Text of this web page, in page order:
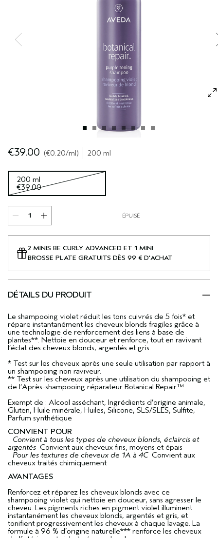
TOUTES LES COLLECTIONS
€39.00 €0.20/ml 200 ml
200 ml
€39.00
ÉPUISÉ
2 MINIS BE CURLY ADVANCED ET 1 MINI
BROSSE PLATE GRATUITS DÈS 99 € D'ACHAT
DÉTAILS DU PRODUIT
Le shampooing violet réduit les tons cuivrés de 5 fois* et
répare instantanément les cheveux blonds fragiles grâce à
une technologie de renforcement des liens à base de
plantes**. Nettoie en douceur et renforce, tout en ravivant
l’éclat des cheveux blonds, argentés et gris.
* Test sur les cheveux après une seule utilisation par rapport à
un shampooing non raviveur.
** Test sur les cheveux après une utilisation du shampooing et
de l’Après-shampooing réparateur Botanical Repair™.
Exempt de : Alcool asséchant, Ingrédients d’origine animale,
Gluten, Huile minérale, Huiles, Silicone, SLS/SLES, Sulfite,
Parfum synthétique
CONVIENT POUR
Convient à tous les types de cheveux blonds, éclaircis et
argentés Convient aux cheveux fins, moyens et épais
Pour les textures de cheveux de 1A à 4C Convient aux
cheveux traités chimiquement
AVANTAGES
Renforcez et réparez les cheveux blonds avec ce
shampooing violet qui nettoie en douceur, sans agresser le
cheveu. Les pigments riches en pigment violet illuminent
instantanément les cheveux blonds, argentés et gris, et
tonifient progressivement les cheveux à chaque lavage. La
formule à 96 % d’origine naturelle*** renforce les cheveux